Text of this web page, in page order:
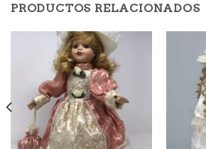
PRODUCTOS RELACIONADOS